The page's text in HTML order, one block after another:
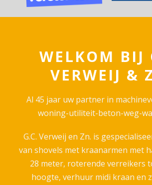
WELKOM BIJ
VERWEIJ &
Al 45 jaar uw partner in
woning-utiliteit-beton-weg-
G.C. Verweij en Zn. is
van shovels met kraanarmen met
28 meter, roterende verreikers
hoogte, verhuur midi kraan en